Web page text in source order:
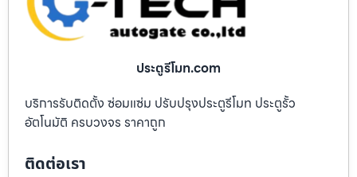
ประตูรีโมท.com
บริการรับติดตั้ง ซ่อมแซ่ม ปรับปรุงประตูรีโมท ประตูรั้ว
อัตโนมัติ ครบวงจร ราคาถูก
ติดต่อเรา